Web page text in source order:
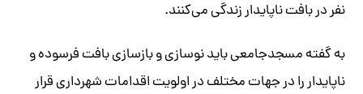
نفر در بافت ناپایدار زندگی می‌کنند.
به گفته مسجدجامعی باید نوسازی و بازسازی بافت فرسوده و
ناپایدار را در جهات مختلف در اولویت اقدامات شهرداری قرار